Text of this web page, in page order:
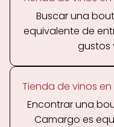
Buscar una
equivalente de
gustos
Tienda de vinos
Encontrar una
Camargo es